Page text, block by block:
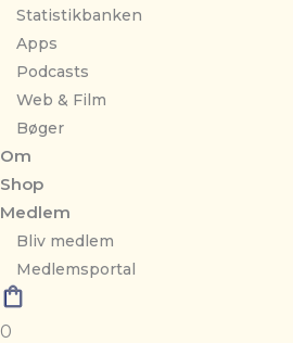
Statistikbanken
Apps
Podcasts
Web & Film
Bøger
Om
Shop
Medlem
Bliv medlem
Medlemsportal
0